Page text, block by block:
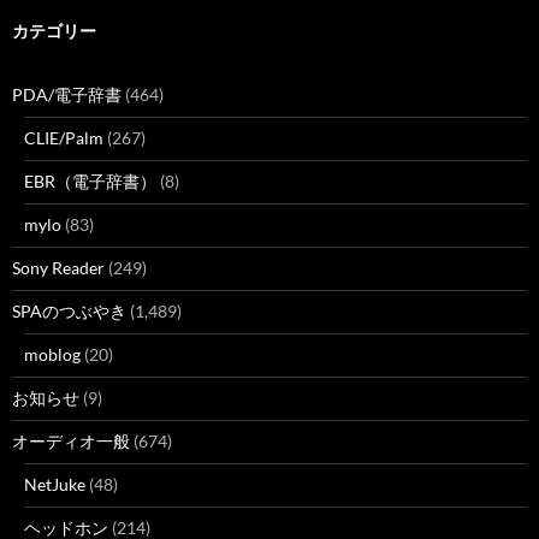
カテゴリー
PDA/電子辞書 (464)
CLIE/Palm (267)
EBR（電子辞書） (8)
mylo (83)
Sony Reader (249)
SPAのつぶやき (1,489)
moblog (20)
お知らせ (9)
オーディオ一般 (674)
NetJuke (48)
ヘッドホン (214)